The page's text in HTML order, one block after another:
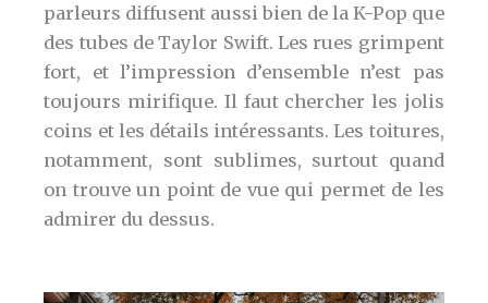
parleurs diffusent aussi bien de la K-Pop que
des tubes de Taylor Swift. Les rues grimpent
fort, et l’impression d’ensemble n’est pas
toujours mirifique. Il faut chercher les jolis
coins et les détails intéressants. Les toitures,
notamment, sont sublimes, surtout quand
on trouve un point de vue qui permet de les
admirer du dessus.